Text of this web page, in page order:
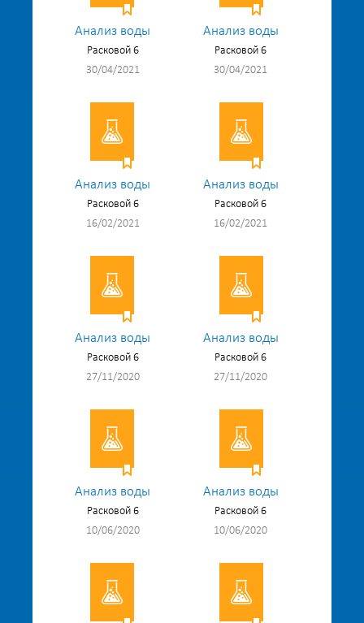
Анализ воды
Расковой 6
30/04/2021
Анализ воды
Расковой 6
30/04/2021
Анализ воды
Расковой 6
16/02/2021
Анализ воды
Расковой 6
16/02/2021
Анализ воды
Расковой 6
27/11/2020
Анализ воды
Расковой 6
27/11/2020
Анализ воды
Расковой 6
10/06/2020
Анализ воды
Расковой 6
10/06/2020